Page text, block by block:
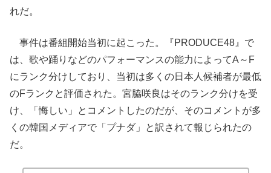
れだ。
事件は番組開始当初に起こった。『PRODUCE48』で
は、歌や踊りなどのパフォーマンスの能力によってA～F
にランク分けしており、当初は多くの日本人候補者が最低
のFランクと評価された。宮脇咲良はそのランク分けを受
け、「悔しい」とコメントしたのだが、そのコメントが多
くの韓国メディアで「プナダ」と訳されて報じられたの
だ。